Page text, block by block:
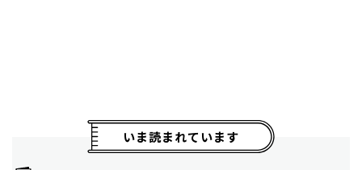
いま読まれています